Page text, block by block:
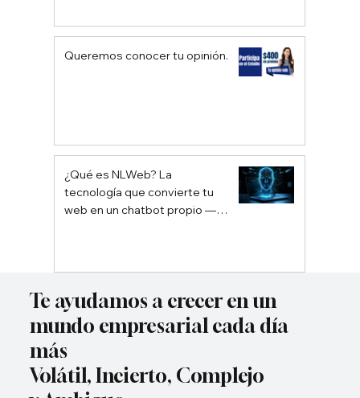
Queremos conocer tu opinión.
¿Qué es NLWeb? La
tecnología que convierte tu
web en un chatbot propio —
Te ayudamos a crecer en un
mundo empresarial cada día
más
Volátil, Incierto, Complejo